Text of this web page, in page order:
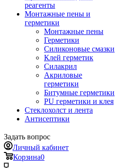
реагенты
Монтажные пены и
герметики
Монтажные пены
Герметики
Силиконовые смазки
Клей герметик
Силакрил
Акриловые
герметики
Битумные герметики
PU герметики и клея
Стеклохолст и лента
Антисептики
Задать вопрос
Личный кабинет
Корзина0